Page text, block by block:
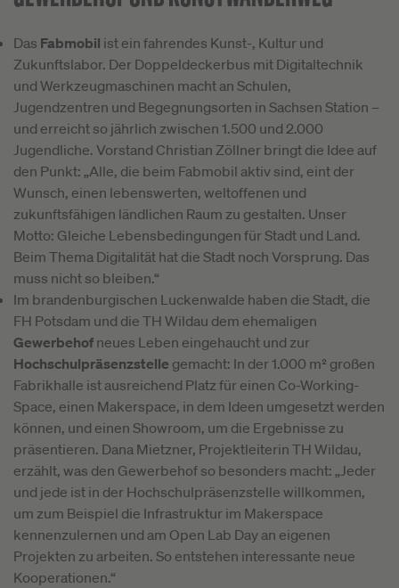
Das Fabmobil ist ein fahrendes Kunst-, Kultur und
Zukunftslabor. Der Doppeldeckerbus mit Digitaltechnik
und Werkzeugmaschinen macht an Schulen,
Jugendzentren und Begegnungsorten in Sachsen Station –
und erreicht so jährlich zwischen 1.500 und 2.000
Jugendliche. Vorstand Christian Zöllner bringt die Idee auf
den Punkt: „Alle, die beim Fabmobil aktiv sind, eint der
Wunsch, einen lebenswerten, weltoffenen und
zukunftsfähigen ländlichen Raum zu gestalten. Unser
Motto: Gleiche Lebensbedingungen für Stadt und Land.
Beim Thema Digitalität hat die Stadt noch Vorsprung. Das
muss nicht so bleiben.“
Im brandenburgischen Luckenwalde haben die Stadt, die
FH Potsdam und die TH Wildau dem ehemaligen
Gewerbehof neues Leben eingehaucht und zur
Hochschulpräsenzstelle gemacht: In der 1.000 m² großen
Fabrikhalle ist ausreichend Platz für einen Co-Working-
Space, einen Makerspace, in dem Ideen umgesetzt werden
können, und einen Showroom, um die Ergebnisse zu
präsentieren. Dana Mietzner, Projektleiterin TH Wildau,
erzählt, was den Gewerbehof so besonders macht: „Jeder
und jede ist in der Hochschulpräsenzstelle willkommen,
um zum Beispiel die Infrastruktur im Makerspace
kennenzulernen und am Open Lab Day an eigenen
Projekten zu arbeiten. So entstehen interessante neue
Kooperationen.“